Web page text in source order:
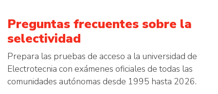
Preguntas frecuentes sobre la
selectividad
Prepara las pruebas de acceso a la universidad de
Electrotecnia con exámenes oficiales de todas las
comunidades autónomas desde 1995 hasta 2026.